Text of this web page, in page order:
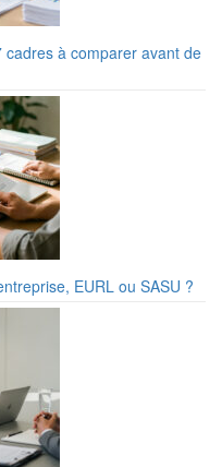
à comparer avant de
EURL ou SASU ?